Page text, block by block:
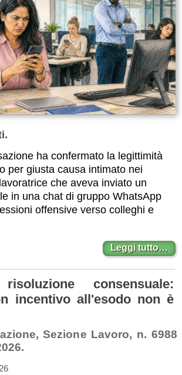
ha confermato la legittimità
per giusta causa intimato nei
che aveva inviato un
in una chat di gruppo WhatsApp
offensive verso colleghi e
Leggi tutto…
consensuale:
incentivo all'esodo non è
Sezione Lavoro, n. 6988